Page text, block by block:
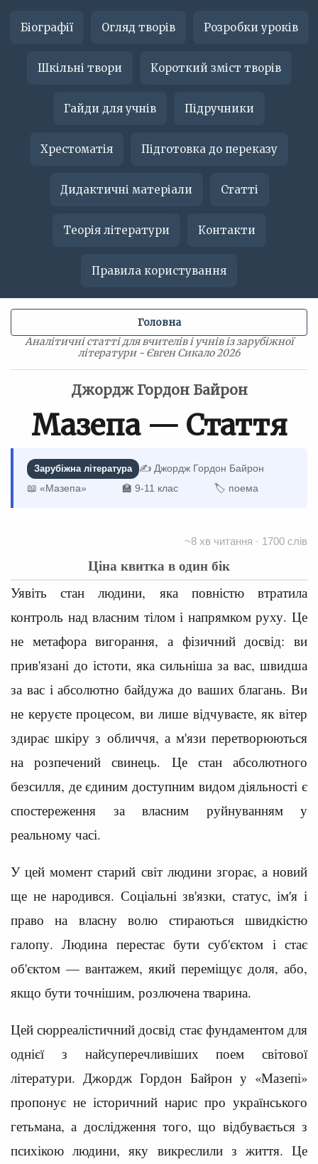
Біографії Огляд творів Розробки уроків
Шкільні твори Короткий зміст творів
Гайди для учнів Підручники
Хрестоматія Підготовка до переказу
Дидактичні матеріали Статті
Теорія літератури Контакти
Правила користування
Аналітичні статті для вчителів і учнів із зарубіжної
літератури - Євген Сикало 2026
Головна
Джордж Гордон Байрон
Мазепа — Стаття
Зарубіжна література
✍️ Джордж Гордон Байрон
📖 «Мазепа»
🏫 9-11 клас 🏷 поема
~8 хв читання · 1700 слів
Ціна квитка в один бік
Уявіть стан людини, яка повністю втратила
контроль над власним тілом і напрямком руху. Це
не метафора вигорання, а фізичний досвід: ви
прив'язані до істоти, яка сильніша за вас, швидша
за вас і абсолютно байдужа до ваших благань. Ви
не керуєте процесом, ви лише відчуваєте, як вітер
здирає шкіру з обличчя, а м'язи перетворюються
на розпечений свинець. Це стан абсолютного
безсилля, де єдиним доступним видом діяльності є
спостереження за власним руйнуванням у
реальному часі.
У цей момент старий світ людини згорає, а новий
ще не народився. Соціальні зв'язки, статус, ім'я і
право на власну волю стираються швидкістю
галопу. Людина перестає бути суб'єктом і стає
об'єктом — вантажем, який переміщує доля, або,
якщо бути точнішим, розлючена тварина.
Цей сюрреалістичний досвід стає фундаментом для
однієї з найсуперечливіших поем світової
літератури. Джордж Гордон Байрон у «Мазепі»
пропонує не історичний нарис про українського
гетьмана, а дослідження того, що відбувається з
психікою людини, яку викреслили з життя. Це